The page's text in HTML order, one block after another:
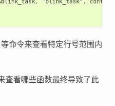
"blink_task",
等命令来查看特定行号范围内
查看哪些函数最终导致了此